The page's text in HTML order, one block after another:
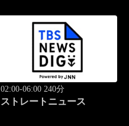
02:00-06:00 240分
ストレートニュース